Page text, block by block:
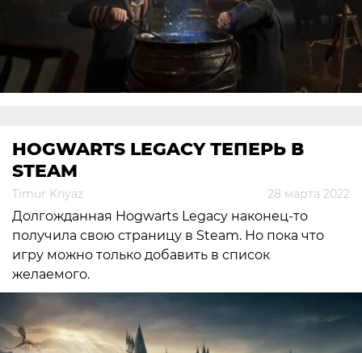
HOGWARTS LEGACY ТЕПЕРЬ В
STEAM
Timur Knyaz 28 марта 2022
Долгожданная Hogwarts Legacy наконец-то
получила свою страницу в Steam. Но пока что
игру можно только добавить в список
желаемого.